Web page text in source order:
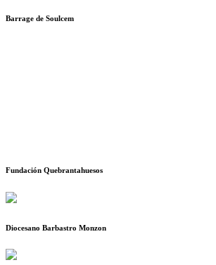
Barrage de Soulcem
Fundación Quebrantahuesos
Diocesano Barbastro Monzon